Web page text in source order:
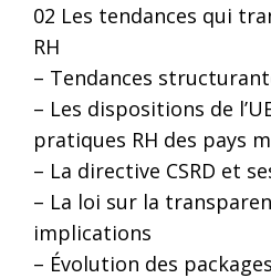
02 Les tendances qui
RH
– Tendances
– Les dispositions de
pratiques RH des pays
– La directive CSRD et
– La loi sur la
implications
– Évolution des